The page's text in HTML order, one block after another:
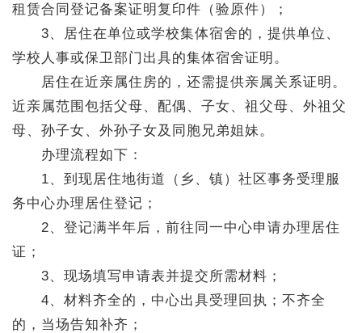
租赁合同登记备案证明复印件（验原件）；
3、居住在单位或学校集体宿舍的，提供单位、
学校人事或保卫部门出具的集体宿舍证明。
居住在近亲属住房的，还需提供亲属关系证明。
近亲属范围包括父母、配偶、子女、祖父母、外祖父
母、孙子女、外孙子女及同胞兄弟姐妹。
办理流程如下：
1、到现居住地街道（乡、镇）社区事务受理服
务中心办理居住登记；
2、登记满半年后，前往同一中心申请办理居住
证；
3、现场填写申请表并提交所需材料；
4、材料齐全的，中心出具受理回执；不齐全
的，当场告知补齐；